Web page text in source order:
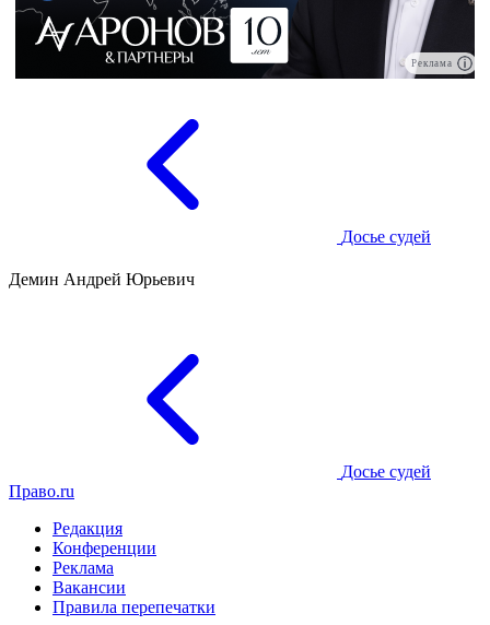
Реклама
Досье судей
Демин Андрей Юрьевич
Досье судей
Право.ru
Редакция
Конференции
Реклама
Вакансии
Правила перепечатки